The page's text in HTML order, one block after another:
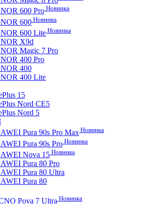
600 Pro Новинка
600Новинка
600 Lite Новинка
X9d
Magic 7 Pro
400 Pro
400
400 Lite
15
Nord CE5
Nord 5
Pura 90s Pro Max Новинка
Pura 90s Pro Новинка
Nova 15 Новинка
Pura 80 Pro
Pura 80 Ultra
Pura 80
Pova 7 Ultra Новинка